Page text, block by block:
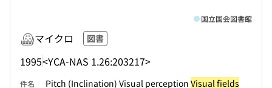
マイクロ 図書
1995<YCA-NAS 1.26:203217>
国立国会図書館
件名 Pitch (Inclination) Visual perception Visual fields